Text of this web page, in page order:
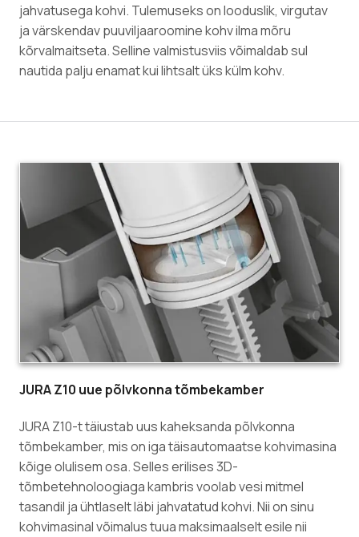
jahvatusega kohvi. Tulemuseks on looduslik, virgutav
ja värskendav puuviljaaroomine kohv ilma mõru
kõrvalmaitseta. Selline valmistusviis võimaldab sul
nautida palju enamat kui lihtsalt üks külm kohv.
JURA Z10 uue põlvkonna tõmbekamber
JURA Z10-t täiustab uus kaheksanda põlvkonna
tõmbekamber, mis on iga täisautomaatse kohvimasina
kõige olulisem osa. Selles erilises 3D-
tõmbetehnoloogiaga kambris voolab vesi mitmel
tasandil ja ühtlaselt läbi jahvatatud kohvi. Nii on sinu
kohvimasinal võimalus tuua maksimaalselt esile nii